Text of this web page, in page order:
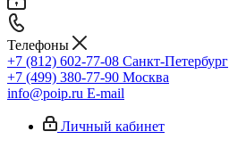
Телефоны
+7 (812) 602-77-08 Санкт-Петербург
+7 (499) 380-77-90 Москва
info@poip.ru E-mail
Личный кабинет